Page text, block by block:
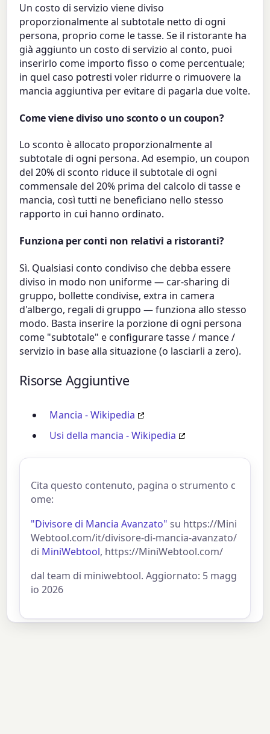
Un costo di servizio viene diviso
proporzionalmente al subtotale netto di ogni
persona, proprio come le tasse. Se il ristorante ha
già aggiunto un costo di servizio al conto, puoi
inserirlo come importo fisso o come percentuale;
in quel caso potresti voler ridurre o rimuovere la
mancia aggiuntiva per evitare di pagarla due volte.
Come viene diviso uno sconto o un coupon?
Lo sconto è allocato proporzionalmente al
subtotale di ogni persona. Ad esempio, un coupon
del 20% di sconto riduce il subtotale di ogni
commensale del 20% prima del calcolo di tasse e
mancia, così tutti ne beneficiano nello stesso
rapporto in cui hanno ordinato.
Funziona per conti non relativi a ristoranti?
Sì. Qualsiasi conto condiviso che debba essere
diviso in modo non uniforme — car-sharing di
gruppo, bollette condivise, extra in camera
d'albergo, regali di gruppo — funziona allo stesso
modo. Basta inserire la porzione di ogni persona
come "subtotale" e configurare tasse / mance /
servizio in base alla situazione (o lasciarli a zero).
Risorse Aggiuntive
Mancia - Wikipedia
Usi della mancia - Wikipedia
Cita questo contenuto, pagina o strumento c
ome:
"Divisore di Mancia Avanzato" su https://Mini
Webtool.com/it/divisore-di-mancia-avanzato/
di MiniWebtool, https://MiniWebtool.com/
dal team di miniwebtool. Aggiornato: 5 magg
io 2026